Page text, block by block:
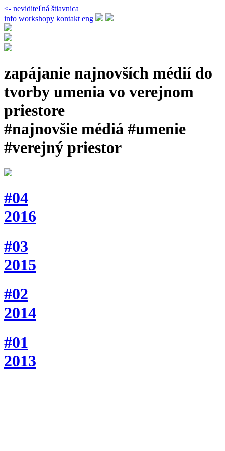
<- neviditeľná štiavnica
info workshopy kontakt eng
zapájanie najnovších médií do
tvorby umenia vo verejnom
priestore
#najnovšie médiá #umenie
#verejný priestor
#04
2016
#03
2015
#02
2014
#01
2013